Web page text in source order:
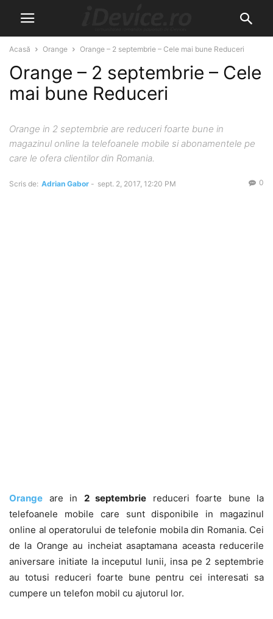
Acasă Orange Orange – 2 septembrie – Cele mai bune Reduceri
Orange – 2 septembrie – Cele
mai bune Reduceri
Orange in 2 septembrie are reduceri foarte bune in
magazinul online la telefoanele mobile si abonamentele pe
care le ofera clientilor din Romania.
Scris de: Adrian Gabor - sept. 2, 2017, 12:20 PM 0
Orange are in 2 septembrie reduceri foarte bune la
telefoanele mobile care sunt disponibile in magazinul
online al operatorului de telefonie mobila din Romania. Cei
de la Orange au incheiat asaptamana aceasta reducerile
aniversare initiate la inceputul lunii, insa pe 2 septembrie
au totusi reduceri foarte bune pentru cei interesati sa
cumpere un telefon mobil cu ajutorul lor.